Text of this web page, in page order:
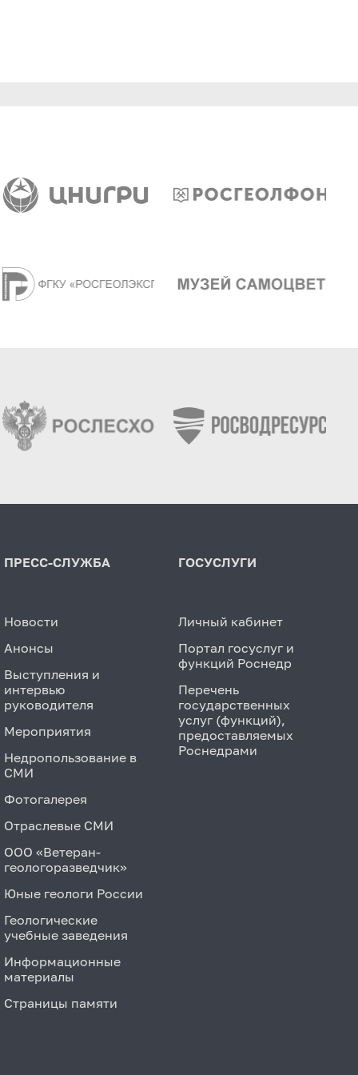
ПРЕСС-СЛУЖБА
Новости
Анонсы
Выступления и
интервью
руководителя
Мероприятия
Недропользование в
СМИ
Фотогалерея
Отраслевые СМИ
ООО «Ветеран-
геологоразведчик»
Юные геологи России
Геологические
учебные заведения
Информационные
материалы
Страницы памяти
ГОСУСЛУГИ
Личный кабинет
Портал госуслуг и
функций Роснедр
Перечень
государственных
услуг (функций),
предоставляемых
Роснедрами